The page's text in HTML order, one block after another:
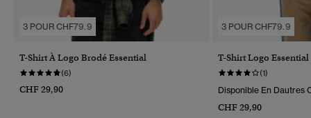
3 POUR CHF79.9
T-Shirt À Logo Brodé Essential
(6)
CHF 29,90
3 POUR CHF79.9
T-Shirt Logo
(1)
Disponible En Dautres
CHF 29,90